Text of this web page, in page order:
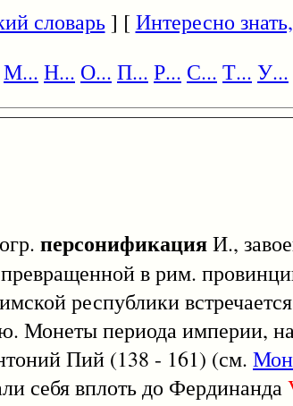
словарь] [Интересно
М... Н... О... П... Р... С... Т... У...
персонификацияИ.,
в рим.
республики
Монеты периода империи,
Пий (138 - 161) (см.
себя вплоть до Фердинанда